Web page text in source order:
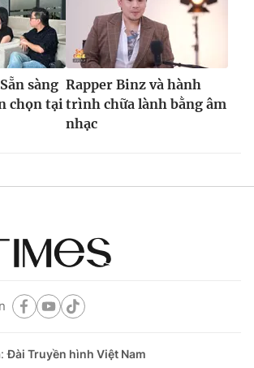
sàng
chọn tại
Rapper Binz và hành
trình chữa lành bằng âm
nhạc
Đài Truyền hình Việt Nam